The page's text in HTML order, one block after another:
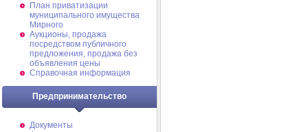
План приватизации
муниципального имущества
Мирного
Аукционы, продажа
посредством публичного
предложения, продажа без
объявления цены
Справочная информация
Предпринимательство
Документы